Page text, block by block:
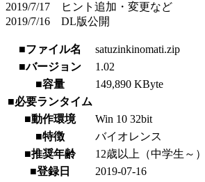
2019/7/17 ヒント追加・変更など
2019/7/16 DL版公開
■ファイル名
satuzinkinomati.zip
■バージョン
1.02
■容量
149,890 KByte
■必要ランタイム
■動作環境
Win 10 32bit
■特徴
バイオレンス
■推奨年齢
12歳以上（中学生～）
■登録日
2019-07-16